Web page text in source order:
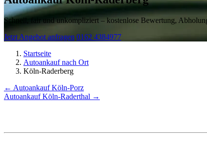
Schnell, fair und unkompliziert – kostenlose Bewertung,
Jetzt Angebot anfragen 0162 4384977
Startseite
Autoankauf nach Ort
Köln-Raderberg
← Autoankauf Köln-Porz
Autoankauf Köln-Raderthal →